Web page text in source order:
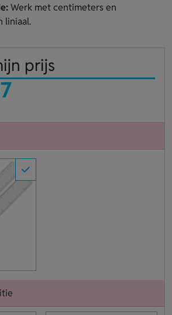
Werk met centimeters en
liniaal.
prijs